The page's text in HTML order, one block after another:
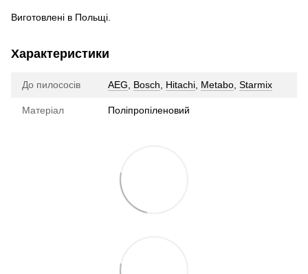
Виготовлені в Польщі.
Характеристики
До пилососів AEG Bosch Hitachi Metabo Starmix
Матеріал Поліпропіленовий